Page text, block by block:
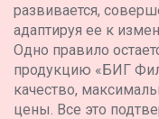
развивается,
адаптируя ее к
Одно правило
продукцию «БИГ
качество,
цены. Все это